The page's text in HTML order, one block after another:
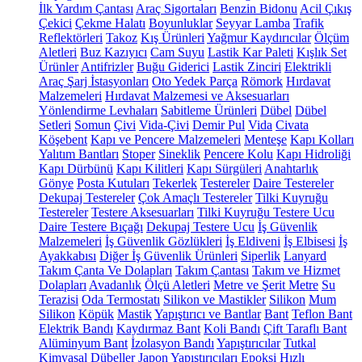
İlk Yardım Çantası Araç Sigortaları Benzin Bidonu Acil Çıkış
Çekici Çekme Halatı Boyunluklar Seyyar Lamba Trafik
Reflektörleri Takoz Kış Ürünleri Yağmur Kaydırıcılar Ölçüm
Aletleri Buz Kazıyıcı Cam Suyu Lastik Kar Paleti Kışlık Set
Ürünler Antifrizler Buğu Giderici Lastik Zinciri Elektrikli
Araç Şarj İstasyonları Oto Yedek Parça Römork Hırdavat
Malzemeleri Hırdavat Malzemesi ve Aksesuarları
Yönlendirme Levhaları Sabitleme Ürünleri Dübel Dübel
Setleri Somun Çivi Vida-Çivi Demir Pul Vida Civata
Köşebent Kapı ve Pencere Malzemeleri Menteşe Kapı Kolları
Yalıtım Bantları Stoper Sineklik Pencere Kolu Kapı Hidroliği
Kapı Dürbünü Kapı Kilitleri Kapı Sürgüleri Anahtarlık
Gönye Posta Kutuları Tekerlek Testereler Daire Testereler
Dekupaj Testereler Çok Amaçlı Testereler Tilki Kuyruğu
Testereler Testere Aksesuarları Tilki Kuyruğu Testere Ucu
Daire Testere Bıçağı Dekupaj Testere Ucu İş Güvenlik
Malzemeleri İş Güvenlik Gözlükleri İş Eldiveni İş Elbisesi İş
Ayakkabısı Diğer İş Güvenlik Ürünleri Siperlik Lanyard
Takım Çanta Ve Dolapları Takım Çantası Takım ve Hizmet
Dolapları Avadanlık Ölçü Aletleri Metre ve Şerit Metre Su
Terazisi Oda Termostatı Silikon ve Mastikler Silikon Mum
Silikon Köpük MastikYapıştırıcı ve Bantlar Bant Teflon Bant
Elektrik Bandı Kaydırmaz Bant Koli Bandı Çift Taraflı Bant
Alüminyum Bant İzolasyon Bandı Yapıştırıcılar Tutkal
Kimyasal Dübeller Japon Yapıştırıcıları Epoksi Hızlı